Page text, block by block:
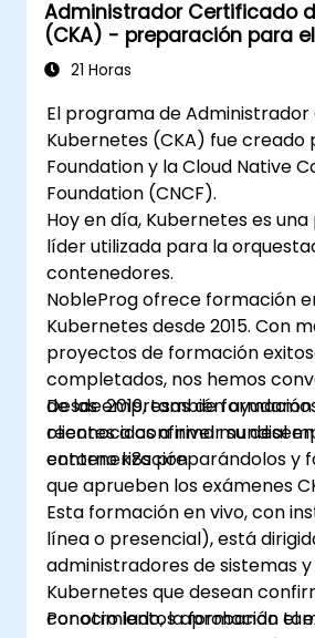
Administrador Certificado
(CKA) - preparación para
21 Horas
El programa de
Kubernetes (CKA) fue creado
Foundation y la Cloud Native
Foundation (CNCF).
Hoy en día, Kubernetes es
líder utilizada para la
contenedores.
NobleProg ofrece formación
Kubernetes desde 2015. Con
proyectos de formación
completados, nos hemos
de las empresas de
reconocidas a nivel mundial
contenerización.
Desde 2019, también
clientes a confirmar su
entorno k8s preparándolos y
que aprueben los exámenes
Esta formación en vivo, con
línea o presencial), está
administradores de sistemas y
Kubernetes que desean
conocimientos aprobando el
Por otro lado, la formación